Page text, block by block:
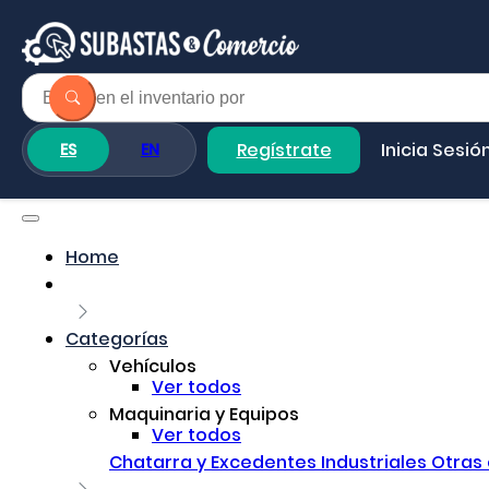
ES EN Regístrate Inicia
Home
Categorías
Vehículos
Ver todos
Maquinaria y Equipos
Ver todos
Chatarra y Excedentes Industriales Otras